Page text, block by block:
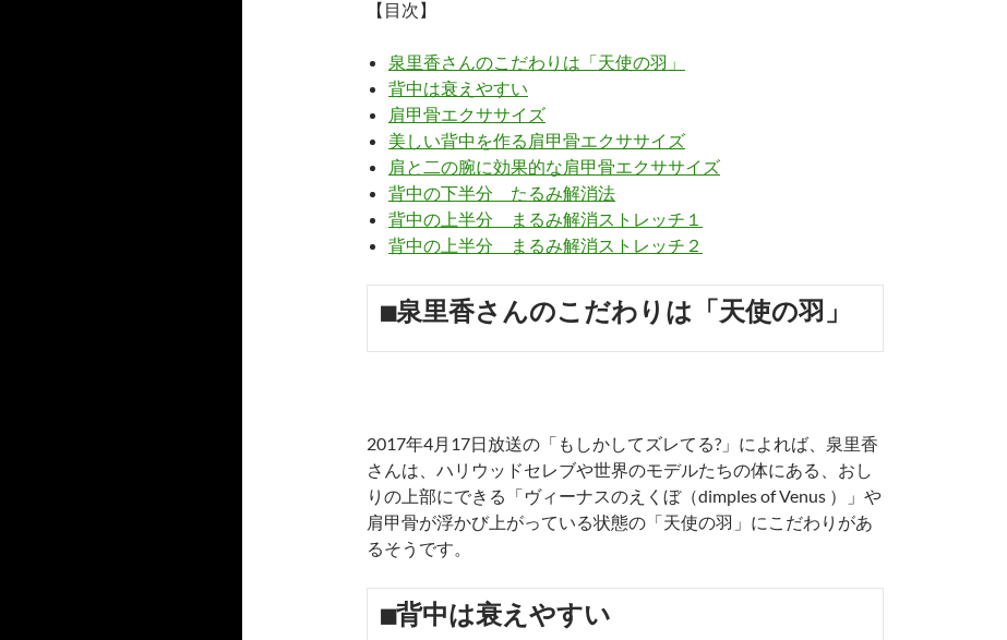
【目次】
泉里香さんのこだわりは「天使の羽」
背中は衰えやすい
肩甲骨エクササイズ
美しい背中を作る肩甲骨エクササイズ
肩と二の腕に効果的な肩甲骨エクササイズ
背中の下半分 たるみ解消法
背中の上半分 まるみ解消ストレッチ１
背中の上半分 まるみ解消ストレッチ２
■泉里香さんのこだわりは「天使の羽」
2017年4月17日放送の「もしかしてズレてる?」によれば、泉里香
さんは、ハリウッドセレブや世界のモデルたちの体にある、おし
りの上部にできる「ヴィーナスのえくぼ（dimples of Venus ）」や
肩甲骨が浮かび上がっている状態の「天使の羽」にこだわりがあ
るそうです。
■背中は衰えやすい